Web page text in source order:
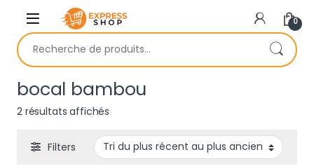
Skip to navigation
Skip to content
0
Recherche pour :
bocal bambou
2 résultats affichés
Filters